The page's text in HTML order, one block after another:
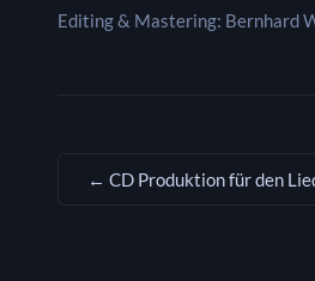
Editing & Mastering: Bernhard
← CD Produktion für den